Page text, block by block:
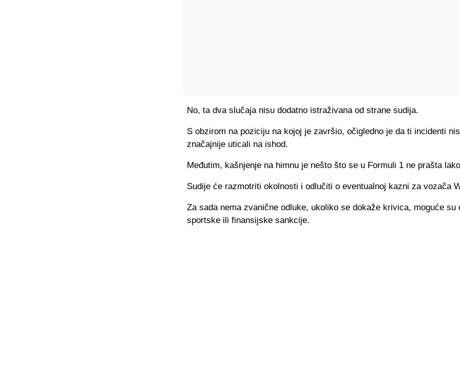
No, ta dva slučaja nisu dodatno istraživana od strane sudija.
S obzirom na poziciju na kojoj je završio, očigledno je da ti incidenti
značajnije uticali na ishod.
Međutim, kašnjenje na himnu je nešto što se u Formuli 1 ne prašta
Sudije će razmotriti okolnosti i odlučiti o eventualnoj kazni za vozača
Za sada nema zvanične odluke, ukoliko se dokaže krivica, moguće su
sportske ili finansijske sankcije.